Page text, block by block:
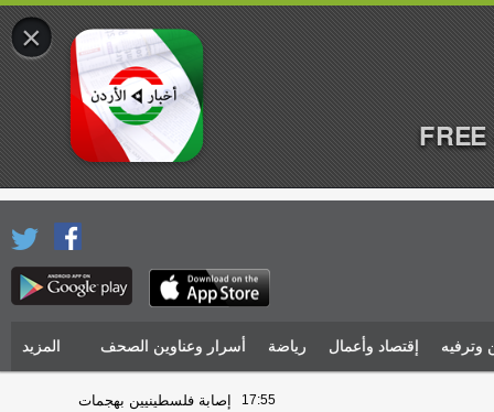
وترفيه إقتصاد وأعمال رياضة أسرار وعناوين الصحف المزيد
17:55
إصابة فلسطينيين بهجمات
×